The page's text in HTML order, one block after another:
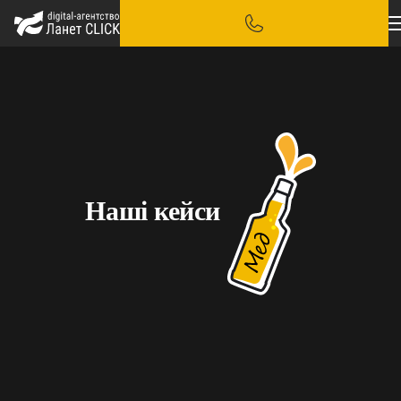
Наші кейси